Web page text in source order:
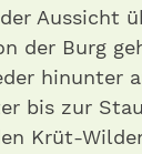
Aussicht
der Burg
hinunter
bis zur
Krüt-